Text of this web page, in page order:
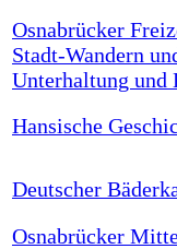
Osnabrücker
Stadt-Wandern
Unterhaltung
Hansische
Deutscher
Osnabrücker